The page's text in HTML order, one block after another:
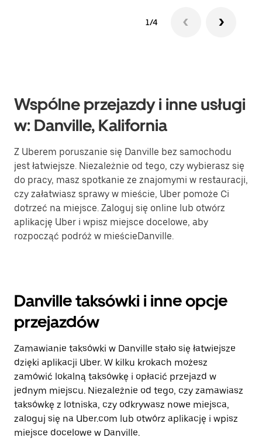
1/4
Wspólne przejazdy i inne usługi
w: Danville, Kalifornia
Z Uberem poruszanie się Danville bez samochodu
jest łatwiejsze. Niezależnie od tego, czy wybierasz się
do pracy, masz spotkanie ze znajomymi w restauracji,
czy załatwiasz sprawy w mieście, Uber pomoże Ci
dotrzeć na miejsce. Zaloguj się online lub otwórz
aplikację Uber i wpisz miejsce docelowe, aby
rozpocząć podróż w mieścieDanville.
Danville taksówki i inne opcje
przejazdów
Zamawianie taksówki w Danville stało się łatwiejsze
dzięki aplikacji Uber. W kilku krokach możesz
zamówić lokalną taksówkę i opłacić przejazd w
jednym miejscu. Niezależnie od tego, czy zamawiasz
taksówkę z lotniska, czy odkrywasz nowe miejsca,
zaloguj się na Uber.com lub otwórz aplikację i wpisz
miejsce docelowe w Danville.